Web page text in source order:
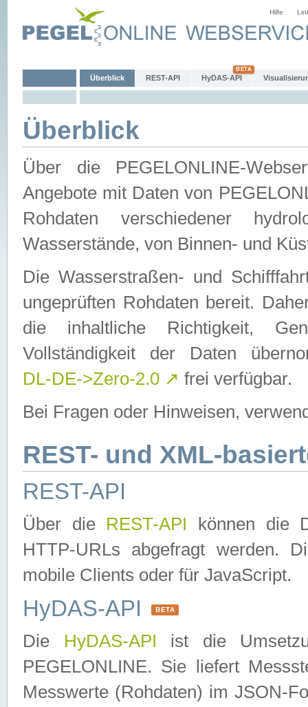
Hilfe
Überblick REST-API HyDAS-API
Überblick
Über die PEGELONLINE-
Angebote mit Daten von
Rohdaten verschiedener
Wasserstände, von Binnen- und
Die Wasserstraßen- und
ungeprüften Rohdaten bereit.
die inhaltliche Richtigkeit,
Vollständigkeit der Daten
DL-DE->Zero-2.0 ↗ frei verfügbar.
Bei Fragen oder Hinweisen,
REST- und XML-
REST-API
Über die REST-API können die
HTTP-URLs abgefragt werden.
mobile Clients oder für JavaScript.
HyDAS-API BETA
Die HyDAS-API ist die
PEGELONLINE. Sie liefert
Messwerte (Rohdaten) im JSON-